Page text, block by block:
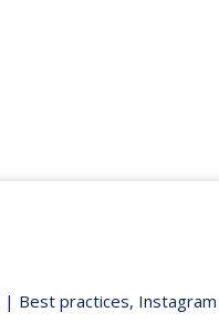
| Best practices, Instagram